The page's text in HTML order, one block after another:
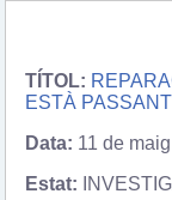
ESTÀ
11 de